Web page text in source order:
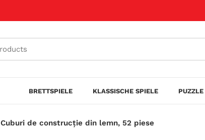
BRETTSPIELE KLASSISCHE SPIELE PUZZLE
Cuburi de construcție din lemn, 52 piese